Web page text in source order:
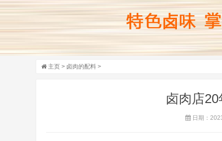
主页 > 卤肉的配料 >
卤肉店
日期：